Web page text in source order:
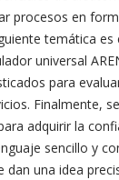
procesos en
temática
universal
para
Finalmente,
adquirir la
sencillo y
una idea